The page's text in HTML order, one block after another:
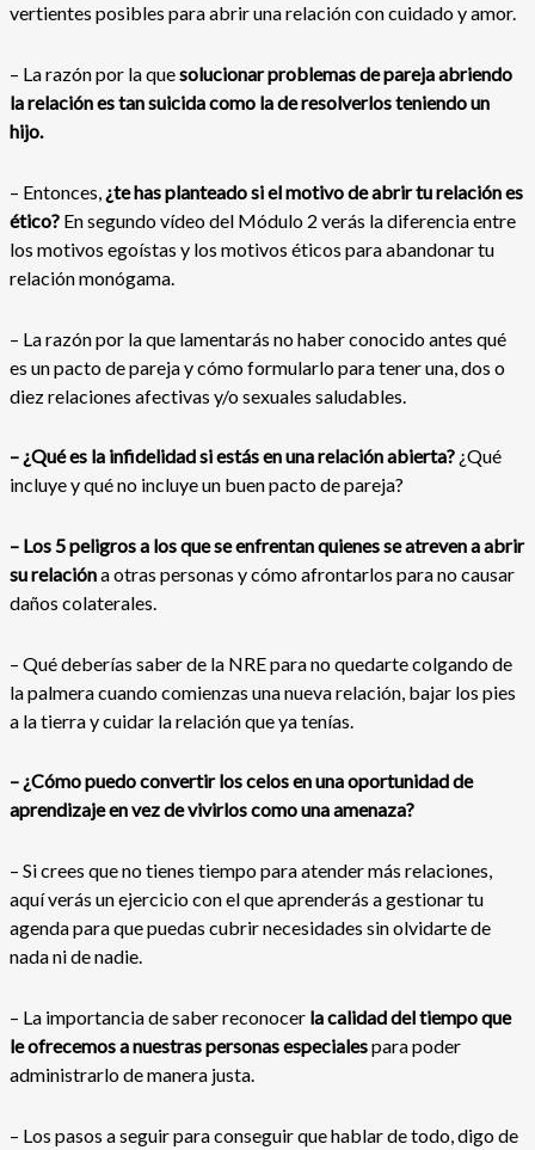
vertientes posibles para abrir una relación con cuidado y amor.
– La razón por la quesolucionar problemas de pareja abriendo
la relación es tan suicida como la de resolverlos teniendo un
hijo.
– Entonces, ¿te has planteado si el motivo de abrir tu relación es
ético? En segundo vídeo del Módulo 2 verás la diferencia entre
los motivos egoístas y los motivos éticos para abandonar tu
relación monógama.
– La razón por la que lamentarás no haber conocido antes qué
es un pacto de pareja y cómo formularlo para tener una, dos o
diez relaciones afectivas y/o sexuales saludables.
– ¿Qué es la infidelidad si estás en una relación abierta? ¿Qué
incluye y qué no incluye un buen pacto de pareja?
– Los 5 peligros a los que se enfrentan quienes se atreven a abrir
su relacióna otras personas y cómo afrontarlos para no causar
daños colaterales.
– Qué deberías saber de la NRE para no quedarte colgando de
la palmera cuando comienzas una nueva relación, bajar los pies
a la tierra y cuidar la relación que ya tenías.
– ¿Cómo puedo convertir los celos en una oportunidad de
aprendizaje en vez de vivirlos como una amenaza?
– Si crees que no tienes tiempo para atender más relaciones,
aquí verás un ejercicio con el que aprenderás a gestionar tu
agenda para que puedas cubrir necesidades sin olvidarte de
nada ni de nadie.
– La importancia de saber reconocer la calidad del tiempo que
le ofrecemos a nuestras personas especialespara poder
administrarlo de manera justa.
– Los pasos a seguir para conseguir que hablar de todo, digo de